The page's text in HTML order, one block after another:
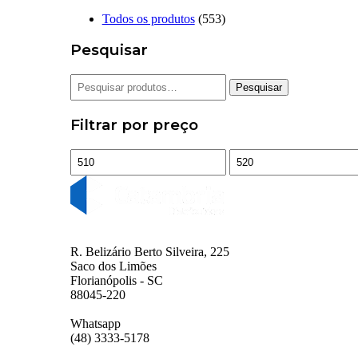
Todos os produtos (553)
Pesquisar
Pesquisar
por:
Pesquisar
Filtrar por preço
Preço
mínimo
Preço
máximo
R. Belizário Berto Silveira, 225
Saco dos Limões
Florianópolis - SC
88045-220
Whatsapp
(48) 3333-5178